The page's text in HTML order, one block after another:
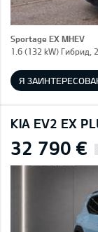
Sportage EX MHEV
1.6 (132 kW) Гибрид,
Я
KIA EV2 EX
32 790 €